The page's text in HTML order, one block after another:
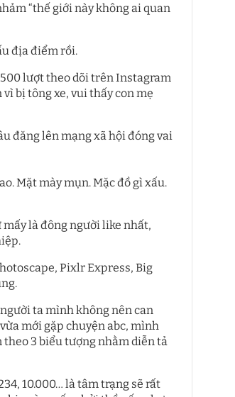
“thế giới này không ai quan
địa điểm rồi.
lượt theo dõi trên Instagram
bị tông xe, vui thấy con mẹ
đăng lên mạng xã hội đóng vai
Mặt mày mụn. Mặc đồ gì xấu.
là đông người like nhất,
Pixlr Express, Big
ta mình không nên can
mới gặp chuyện abc, mình
theo 3 biểu tượng nhằm diễn tả
10.000… là tâm trạng sẽ rất